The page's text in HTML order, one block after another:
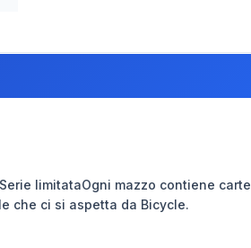
limitataOgni mazzo contiene carte
che ci si aspetta da Bicycle.